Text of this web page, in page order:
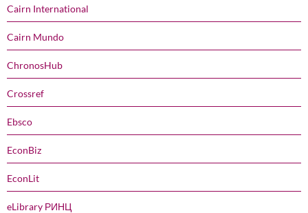
Cairn International
Cairn Mundo
ChronosHub
Crossref
Ebsco
EconBiz
EconLit
eLibrary РИНЦ